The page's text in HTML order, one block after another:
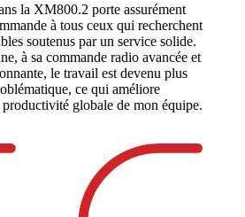
la XM800.2 porte assurément
à tous ceux qui recherchent
soutenus par un service solide.
à sa commande radio avancée et
le travail est devenu plus
ce qui améliore
globale de mon équipe.